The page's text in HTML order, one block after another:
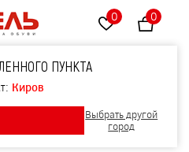
0 0
ПУНКТА
Киров
Выбрать другой
город
цвет